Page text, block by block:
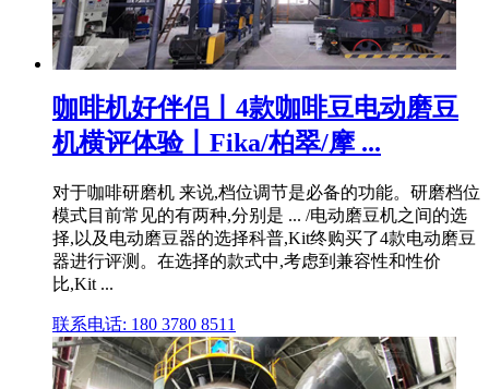
咖啡机好伴侣丨4款咖啡豆电动磨豆
机横评体验丨Fika/柏翠/摩 ...
对于咖啡研磨机 来说,档位调节是必备的功能。研磨档位
模式目前常见的有两种,分别是 ... /电动磨豆机之间的选
择,以及电动磨豆器的选择科普,Kit终购买了4款电动磨豆
器进行评测。在选择的款式中,考虑到兼容性和性价
比,Kit ...
联系电话: 180 3780 8511